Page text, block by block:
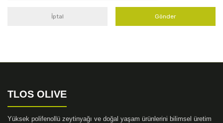
İptal Gönder
TLOS OLIVE
Yüksek polifenollü zeytinyağı ve doğal yaşam ürünlerini bilimsel üretim